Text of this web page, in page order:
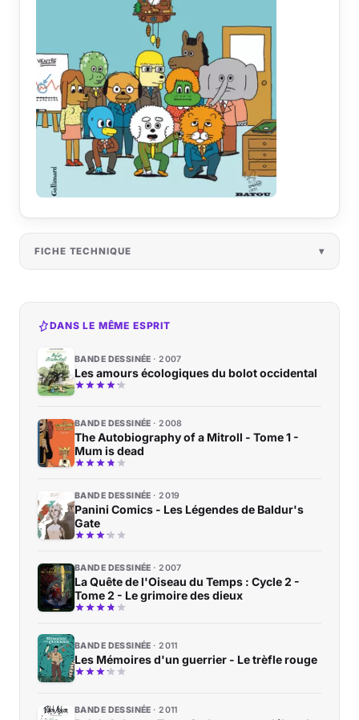
FICHE TECHNIQUE
DANS LE MÊME ESPRIT
BANDE DESSINÉE 2007
Les amours écologiques du bolot occidental
BANDE DESSINÉE 2008
The Autobiography of a Mitroll - Tome 1 -
Mum is dead
BANDE DESSINÉE 2019
Panini Comics - Les Légendes de Baldur's
Gate
BANDE DESSINÉE 2007
La Quête de l'Oiseau du Temps : Cycle 2 -
Tome 2 - Le grimoire des dieux
BANDE DESSINÉE 2011
Les Mémoires d'un guerrier - Le trèfle rouge
BANDE DESSINÉE 2011